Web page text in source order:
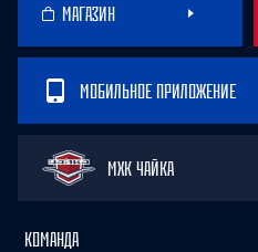
МАГАЗИН
МОБИЛЬНОЕ ПРИЛОЖЕНИЕ
МХК ЧАЙКА
КОМАНДА